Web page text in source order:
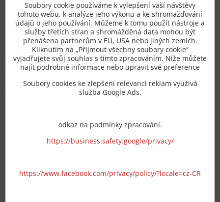
+420 775 973 319
info​@zipzop​.cz
Objednávky
Vše k nákupu
Soubory cookie používáme k vylepšení vaší návštěvy
tohoto webu, k analýze jeho výkonu a ke shromažďování
údajů o jeho používání. Můžeme k tomu použít nástroje a
služby třetích stran a shromážděná data mohou být
přenášena partnerům v EU, USA nebo jiných zemích.
Kliknutím na „Přijmout všechny soubory cookie“
vyjadřujete svůj souhlas s tímto zpracováním. Níže můžete
najít podrobné informace nebo upravit své preference
Soubory cookies ke zlepšení relevanci reklam využívá
služba Google Ads,
odkaz na podmínky zpracování.
https://business.safety.google/privacy/
https://www.facebook.com/privacy/policy/?locale=cz-CR